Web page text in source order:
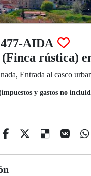
477-AIDA
rústica)
Entrada al casco
y gastos no